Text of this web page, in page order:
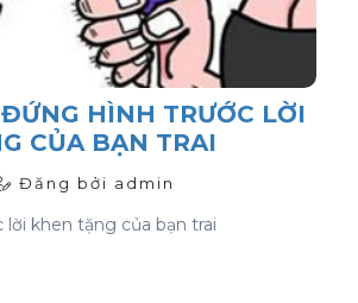
HÌNH TRƯỚC LỜI
CỦA BẠN TRAI
Đăng bởi admin
khen tặng của bạn trai